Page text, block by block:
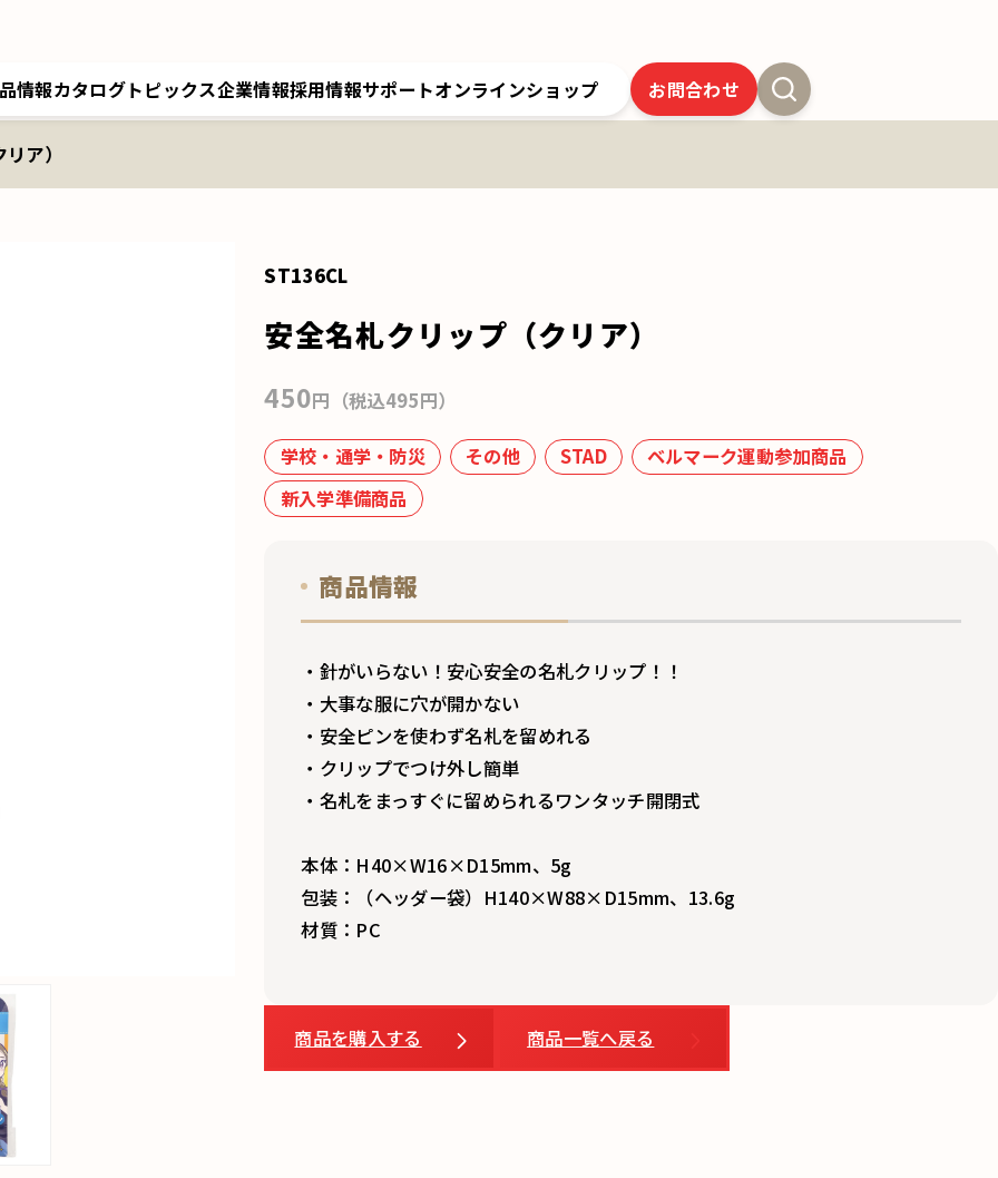
情報カタログトピックス企業情報採用情報サポートオンラインショップ お問合わせ
ア）
ST136CL
安全名札クリップ（クリア）
450円（税込495円）
学校・通学・防災 その他 STAD
ベルマーク運動参加商品
新入学準備商品
商品情報
・針がいらない！安心安全の名札クリップ！！
・大事な服に穴が開かない
・安全ピンを使わず名札を留めれる
・クリップでつけ外し簡単
・名札をまっすぐに留められるワンタッチ開閉式
本体：H40×W16×D15mm、5g
包装：（ヘッダー袋）H140×W88×D15mm、13.6g
材質：PC
商品を購入する 商品一覧へ戻る